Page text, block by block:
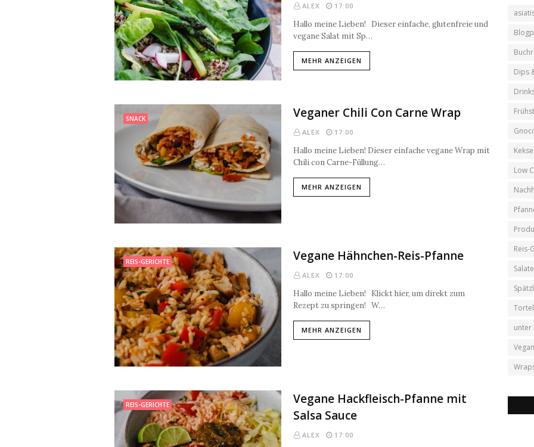
ALEX 17:00
Hallo meine Lieben! Dieser einfache, glutenfreie und
vegane Salat mit Sp…
MEHR ANZEIGEN
SNACK Veganer Chili Con Carne Wrap
ALEX 17:00
Hallo meine Lieben! Dieser einfache vegane Wrap mit
Chili con Carne-Füllung…
MEHR ANZEIGEN
REIS-GERICHTE Vegane Hähnchen-Reis-Pfanne
ALEX 17:00
Hallo meine Lieben! Klickt hier, um direkt zum
Rezept zu springen! W…
MEHR ANZEIGEN
REIS-GERICHTE
Vegane Hackfleisch-Pfanne mit
Salsa Sauce
ALEX 17:00
Dips
Low
Reis-
unter
Vegan